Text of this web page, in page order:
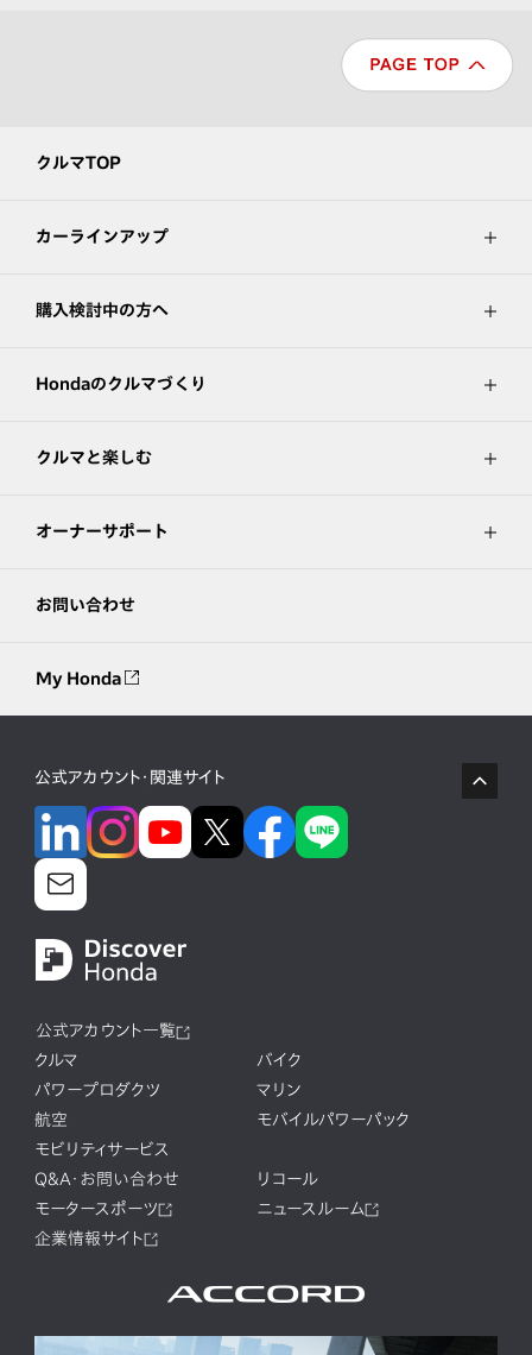
クルマTOP
カーラインアップ
購入検討中の方へ
Hondaのクルマづくり
クルマと楽しむ
オーナーサポート
お問い合わせ
My Honda
公式アカウント・関連サイト
公式アカウント一覧
クルマ
バイク
パワープロダクツ
マリン
航空
モバイルパワーパック
モビリティサービス
Q&A・お問い合わせ
リコール
モータースポーツ
ニュースルーム
企業情報サイト